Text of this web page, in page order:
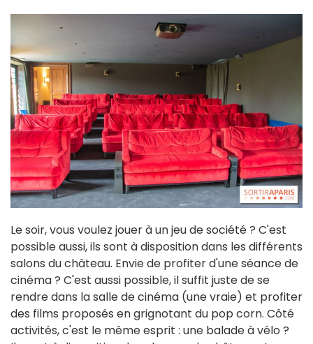
Le soir, vous voulez jouer à un jeu de société ? C'est
possible aussi, ils sont à disposition dans les différents
salons du château. Envie de profiter d'une séance de
cinéma ? C'est aussi possible, il suffit juste de se
rendre dans la salle de cinéma (une vraie) et profiter
des films proposés en grignotant du pop corn. Côté
activités, c'est le même esprit : une balade à vélo ?